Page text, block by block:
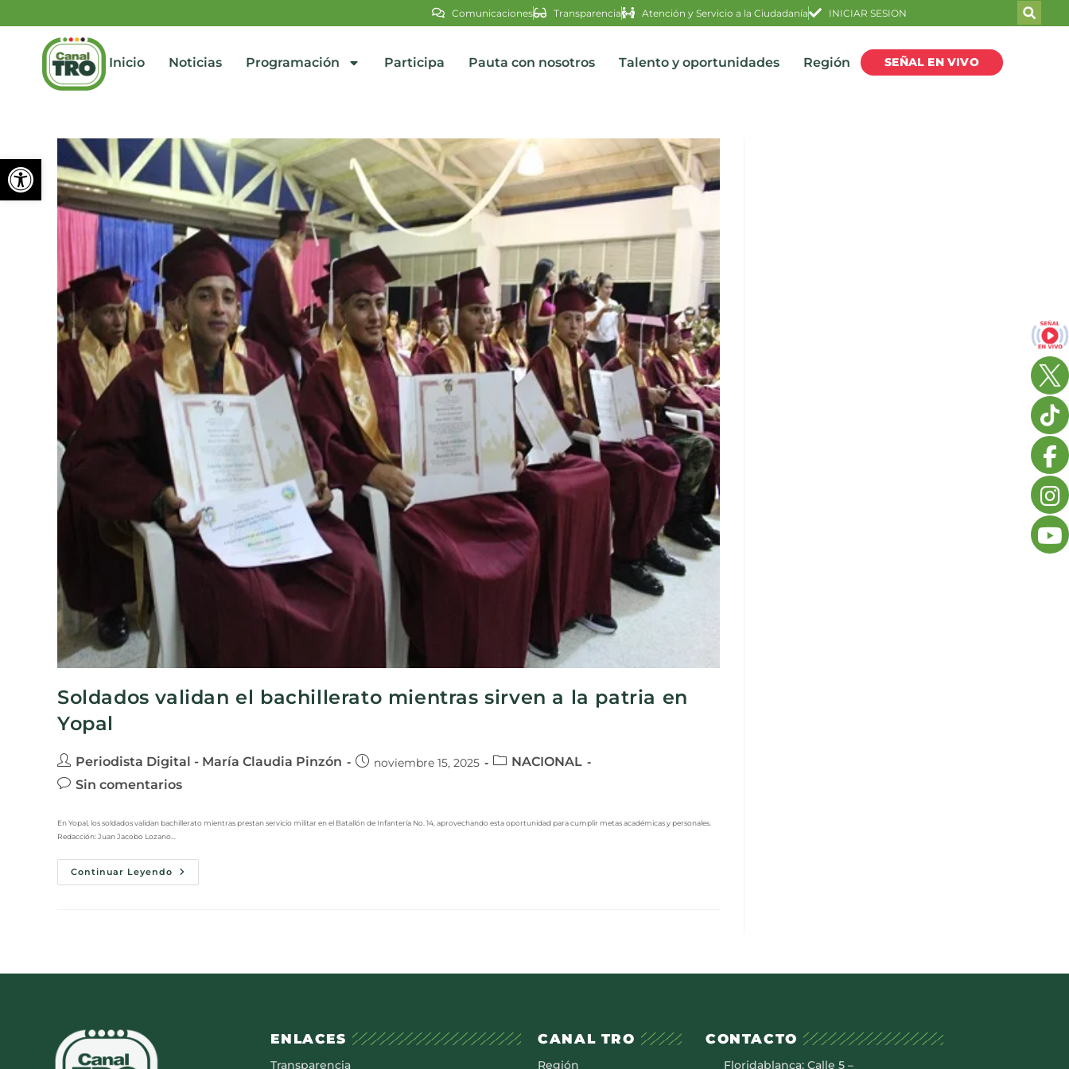
Abrir barra de herramientas
Comunicaciones Transparencia Atención y Servicio a la Ciudadanía INICIAR SESION
Inicio Noticias Programación Participa Pauta con nosotros Talento y oportunidades Región SEÑAL EN VIVO
Soldados validan el bachillerato mientras sirven a la patria en
Yopal
Periodista Digital - María Claudia Pinzón noviembre 15, 2025
NACIONAL
Sin comentarios
En Yopal, los soldados validan bachillerato mientras prestan servicio militar en el Batallón de Infantería No. 14, aprovechando esta oportunidad para cumplir metas académicas y personales.
Redacción: Juan Jacobo Lozano…
Continuar Leyendo
ENLACES
Transparencia
CANAL TRO
Región
CONTACTO
Floridablanca: Calle 5 –